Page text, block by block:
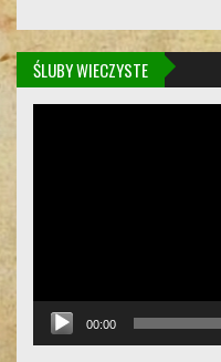
ŚLUBY WIECZYSTE
00:00